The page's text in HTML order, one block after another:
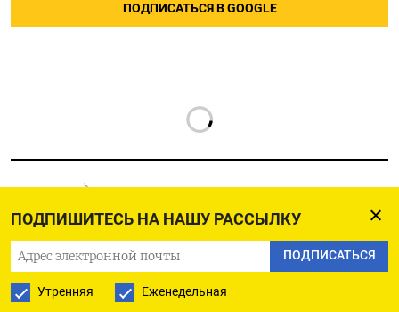
ПОДПИШИТЕСЬ НА НАШУ РАССЫЛКУ
ПОДПИСАТЬСЯ
Утренняя Еженедельная
ПОДПИСАТЬСЯ В GOOGLE
ПОДПИШИТЕСЬ НА НАШУ РАССЫЛКУ